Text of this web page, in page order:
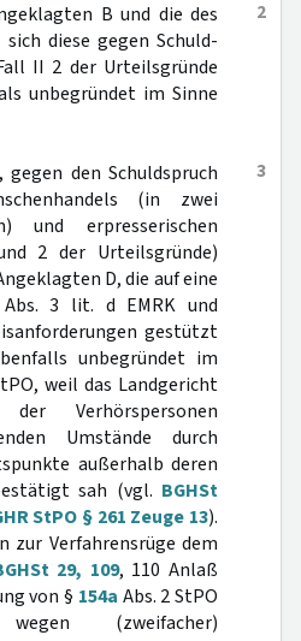
2
B und die des
diese gegen Schuld-
II 2 der Urteilsgründe
unbegründet im Sinne
3
den Schuldspruch
(in zwei
und erpresserischen
2 der Urteilsgründe)
D, die auf eine
3 lit. d EMRK und
gestützt
unbegründet im
weil das Landgericht
Verhörspersonen
Umstände durch
außerhalb deren
sah (vgl. BGHSt
StPO § 261 Zeuge 13).
zur Verfahrensrüge dem
29, 109, 110 Anlaß
von § 154a Abs. 2 StPO
(zweifacher)